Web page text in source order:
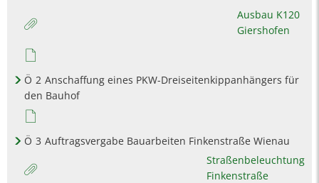
Ausbau K120
Giershofen
Ö 2 Anschaffung eines PKW-Dreiseitenkippanhängers für
den Bauhof
Ö 3 Auftragsvergabe Bauarbeiten Finkenstraße Wienau
Straßenbeleuchtung
Finkenstraße